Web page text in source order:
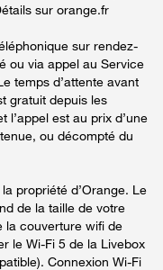
sur orange.fr
sur rendez-
ou via appel au Service
temps d’attente avant
gratuit depuis les
l’appel est au prix d’une
ou décompté du
propriété d’Orange. Le
de la taille de votre
la couverture wifi de
le Wi-Fi 5 de la Livebox
Connexion Wi-Fi